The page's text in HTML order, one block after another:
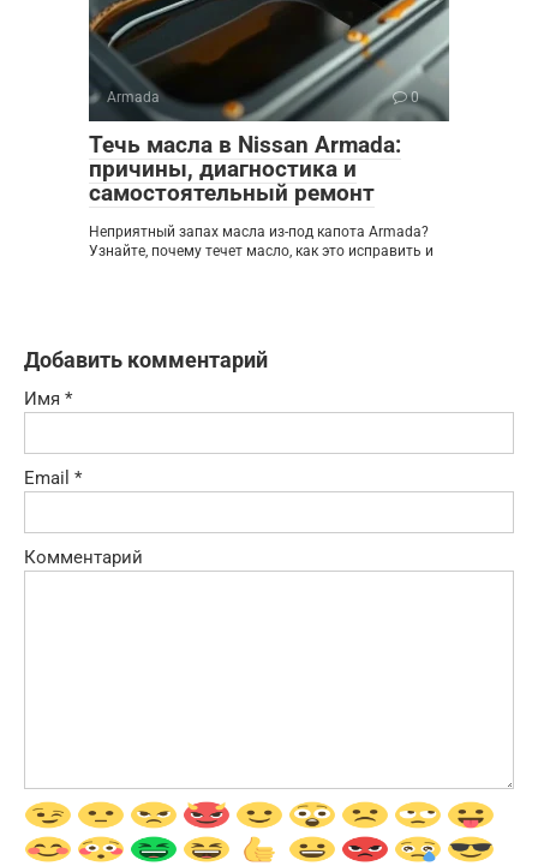
Armada 0
Течь масла в Nissan Armada:
причины, диагностика и
самостоятельный ремонт
Неприятный запах масла из-под капота Armada?
Узнайте, почему течет масло, как это исправить и
Добавить комментарий
Имя *
Email *
Комментарий